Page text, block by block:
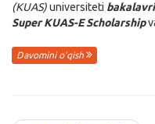
(KUAS)universiteti
Super KUAS-E Scholarship
Davomini o'qish